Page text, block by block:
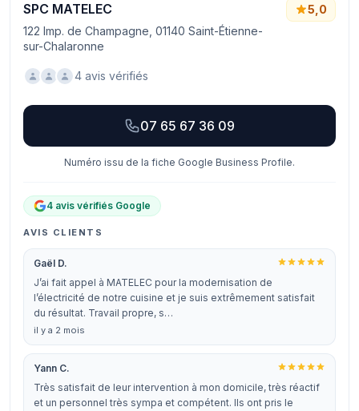
SPC MATELEC
122 Imp. de Champagne, 01140 Saint-Étienne-
sur-Chalaronne
5,0
4 avis vérifiés
07 65 67 36 09
Numéro issu de la fiche Google Business Profile.
4 avis vérifiés Google
AVIS CLIENTS
Gaël D.
J’ai fait appel à MATELEC pour la modernisation de
l’électricité de notre cuisine et je suis extrêmement satisfait
du résultat. Travail propre, s…
il y a 2 mois
Yann C.
Très satisfait de leur intervention à mon domicile, très réactif
et un personnel très sympa et compétent. Ils ont pris le